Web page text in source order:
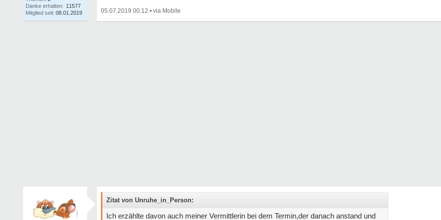
Danke erhalten: 11577
Mitglied seit: 08.01.2019 05.07.2019 00:12 •
Zitat von Unruhe_in_Person:
Ich erzählte davon auch meiner Vermittlerin bei dem Termin,der danach anstand und